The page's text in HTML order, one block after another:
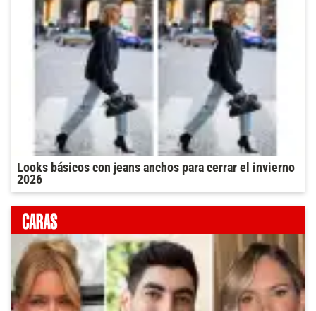
Looks básicos con jeans anchos para cerrar el invierno
2026